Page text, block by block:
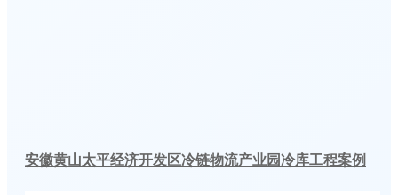
安徽黄山太平经济开发区冷链物流产业园冷库工程案例